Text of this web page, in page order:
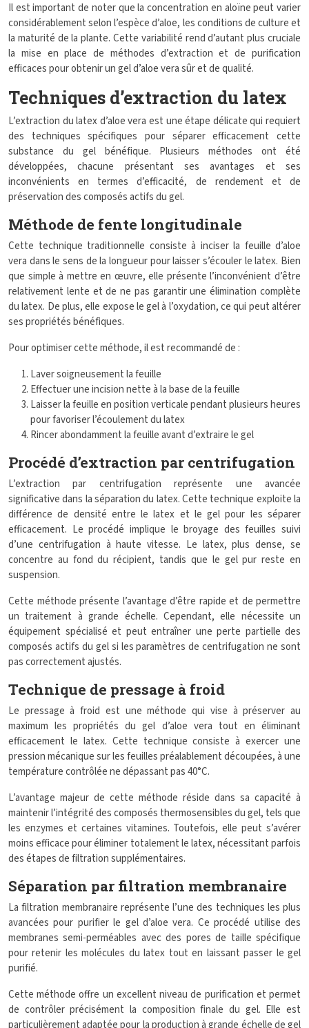
Il est important de noter que la concentration en aloïne peut varier
considérablement selon l’espèce d’aloe, les conditions de culture et
la maturité de la plante. Cette variabilité rend d’autant plus cruciale
la mise en place de méthodes d’extraction et de purification
efficaces pour obtenir un gel d’aloe vera sûr et de qualité.
Techniques d’extraction du latex
L’extraction du latex d’aloe vera est une étape délicate qui requiert
des techniques spécifiques pour séparer efficacement cette
substance du gel bénéfique. Plusieurs méthodes ont été
développées, chacune présentant ses avantages et ses
inconvénients en termes d’efficacité, de rendement et de
préservation des composés actifs du gel.
Méthode de fente longitudinale
Cette technique traditionnelle consiste à inciser la feuille d’aloe
vera dans le sens de la longueur pour laisser s’écouler le latex. Bien
que simple à mettre en œuvre, elle présente l’inconvénient d’être
relativement lente et de ne pas garantir une élimination complète
du latex. De plus, elle expose le gel à l’oxydation, ce qui peut altérer
ses propriétés bénéfiques.
Pour optimiser cette méthode, il est recommandé de :
Laver soigneusement la feuille
Effectuer une incision nette à la base de la feuille
Laisser la feuille en position verticale pendant plusieurs heures
pour favoriser l’écoulement du latex
Rincer abondamment la feuille avant d’extraire le gel
Procédé d’extraction par centrifugation
L’extraction par centrifugation représente une avancée
significative dans la séparation du latex. Cette technique exploite la
différence de densité entre le latex et le gel pour les séparer
efficacement. Le procédé implique le broyage des feuilles suivi
d’une centrifugation à haute vitesse. Le latex, plus dense, se
concentre au fond du récipient, tandis que le gel pur reste en
suspension.
Cette méthode présente l’avantage d’être rapide et de permettre
un traitement à grande échelle. Cependant, elle nécessite un
équipement spécialisé et peut entraîner une perte partielle des
composés actifs du gel si les paramètres de centrifugation ne sont
pas correctement ajustés.
Technique de pressage à froid
Le pressage à froid est une méthode qui vise à préserver au
maximum les propriétés du gel d’aloe vera tout en éliminant
efficacement le latex. Cette technique consiste à exercer une
pression mécanique sur les feuilles préalablement découpées, à une
température contrôlée ne dépassant pas 40°C.
L’avantage majeur de cette méthode réside dans sa capacité à
maintenir l’intégrité des composés thermosensibles du gel, tels que
les enzymes et certaines vitamines. Toutefois, elle peut s’avérer
moins efficace pour éliminer totalement le latex, nécessitant parfois
des étapes de filtration supplémentaires.
Séparation par filtration membranaire
La filtration membranaire représente l’une des techniques les plus
avancées pour purifier le gel d’aloe vera. Ce procédé utilise des
membranes semi-perméables avec des pores de taille spécifique
pour retenir les molécules du latex tout en laissant passer le gel
purifié.
Cette méthode offre un excellent niveau de purification et permet
de contrôler précisément la composition finale du gel. Elle est
particulièrement adaptée pour la production à grande échelle de gel